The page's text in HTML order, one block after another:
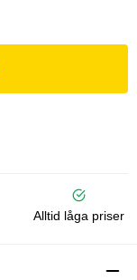
Alltid låga priser